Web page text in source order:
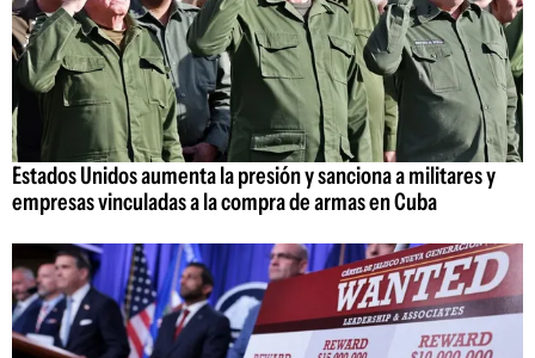
Estados Unidos aumenta la presión y sanciona a militares y
empresas vinculadas a la compra de armas en Cuba